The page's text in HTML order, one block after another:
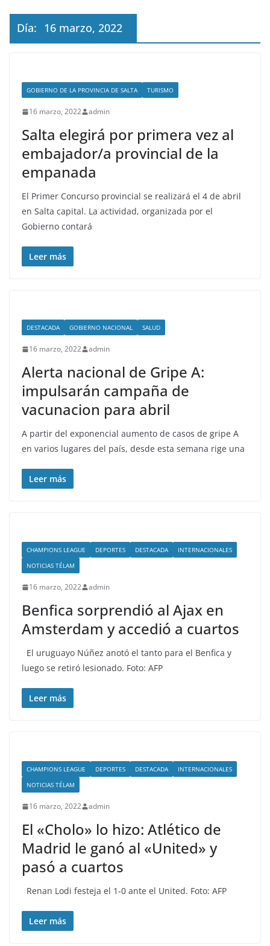
Día: 16 marzo, 2022
GOBIERNO DE LA PROVINCIA DE SALTA TURISMO
16 marzo, 2022 admin
Salta elegirá por primera vez al
embajador/a provincial de la
empanada
El Primer Concurso provincial se realizará el 4 de abril
en Salta capital. La actividad, organizada por el
Gobierno contará
Leer más
DESTACADA GOBIERNO NACIONAL SALUD
16 marzo, 2022 admin
Alerta nacional de Gripe A:
impulsarán campaña de
vacunacion para abril
A partir del exponencial aumento de casos de gripe A
en varios lugares del país, desde esta semana rige una
Leer más
CHAMPIONS LEAGUE DEPORTES DESTACADA
INTERNACIONALES
NOTICIAS TÉLAM
16 marzo, 2022 admin
Benfica sorprendió al Ajax en
Amsterdam y accedió a cuartos
El uruguayo Núñez anotó el tanto para el Benfica y
luego se retiró lesionado. Foto: AFP
Leer más
CHAMPIONS LEAGUE DEPORTES DESTACADA
INTERNACIONALES
NOTICIAS TÉLAM
16 marzo, 2022 admin
El «Cholo» lo hizo: Atlético de
Madrid le ganó al «United» y
pasó a cuartos
Renan Lodi festeja el 1-0 ante el United. Foto: AFP
Leer más